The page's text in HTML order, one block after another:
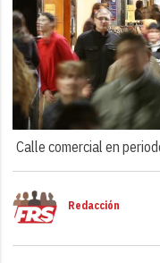
Calle comercial en
Redacción